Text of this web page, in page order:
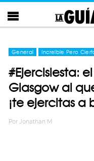
General Increíble Pero
#Ejercisiesta:
Glasgow al
¡te ejercitas a
Por Jonathan M